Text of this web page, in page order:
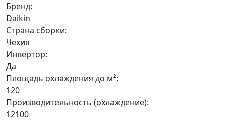
Бренд:
Daikin
Страна сборки:
Чехия
Инвертор:
Да
Площадь охлаждения до м²:
120
Производительность (охлаждение):
12100